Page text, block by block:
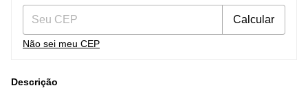
Calcular
Não sei meu CEP
Descrição